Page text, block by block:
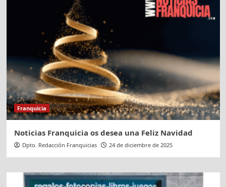
Franquicia
Noticias Franquicia os desea una Feliz Navidad
Dpto. Redacción Franquicias 24 de diciembre de 2025